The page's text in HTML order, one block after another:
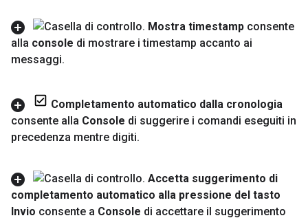
Mostra timestamp consente
alla console di mostrare i timestamp accanto ai
messaggi.
Completamento automatico dalla cronologia
consente alla Console di suggerire i comandi eseguiti in
precedenza mentre digiti.
Accetta suggerimento di
completamento automatico alla pressione del tasto
Invio consente a Console di accettare il suggerimento